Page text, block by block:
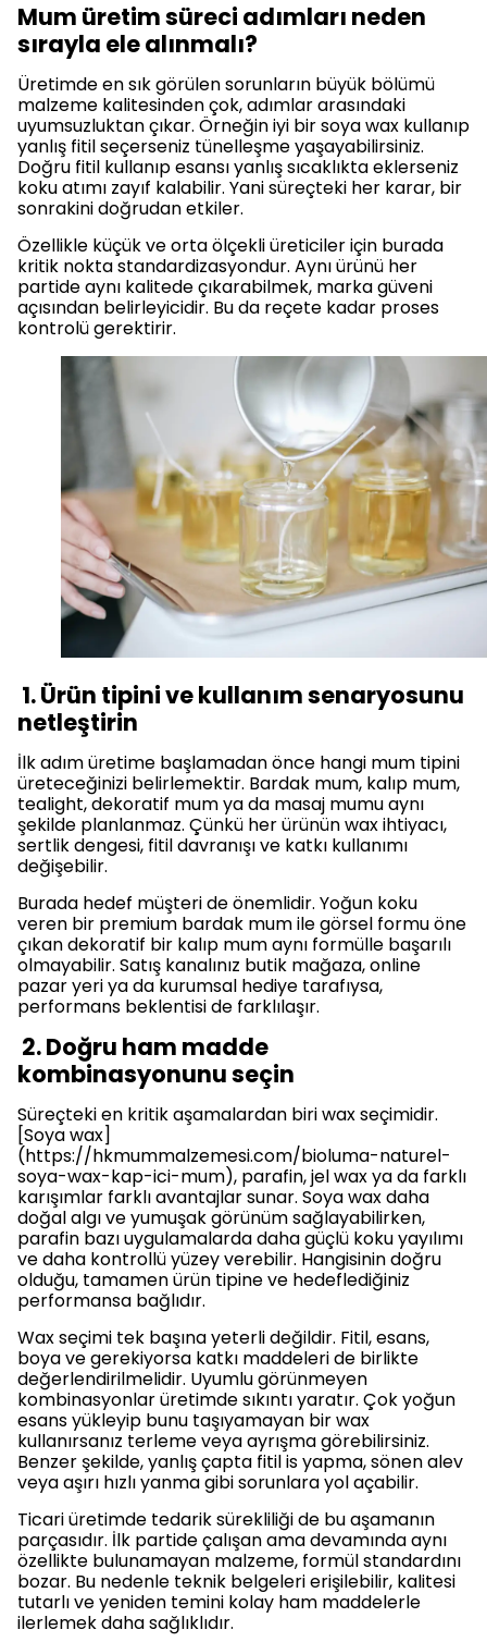
Mum üretim süreci adımları neden
sırayla ele alınmalı?
Üretimde en sık görülen sorunların büyük bölümü
malzeme kalitesinden çok, adımlar arasındaki
uyumsuzluktan çıkar. Örneğin iyi bir soya wax kullanıp
yanlış fitil seçerseniz tünelleşme yaşayabilirsiniz.
Doğru fitil kullanıp esansı yanlış sıcaklıkta eklerseniz
koku atımı zayıf kalabilir. Yani süreçteki her karar, bir
sonrakini doğrudan etkiler.
Özellikle küçük ve orta ölçekli üreticiler için burada
kritik nokta standardizasyondur. Aynı ürünü her
partide aynı kalitede çıkarabilmek, marka güveni
açısından belirleyicidir. Bu da reçete kadar proses
kontrolü gerektirir.
1. Ürün tipini ve kullanım senaryosunu
netleştirin
İlk adım üretime başlamadan önce hangi mum tipini
üreteceğinizi belirlemektir. Bardak mum, kalıp mum,
tealight, dekoratif mum ya da masaj mumu aynı
şekilde planlanmaz. Çünkü her ürünün wax ihtiyacı,
sertlik dengesi, fitil davranışı ve katkı kullanımı
değişebilir.
Burada hedef müşteri de önemlidir. Yoğun koku
veren bir premium bardak mum ile görsel formu öne
çıkan dekoratif bir kalıp mum aynı formülle başarılı
olmayabilir. Satış kanalınız butik mağaza, online
pazar yeri ya da kurumsal hediye tarafıysa,
performans beklentisi de farklılaşır.
2. Doğru ham madde
kombinasyonunu seçin
Süreçteki en kritik aşamalardan biri wax seçimidir.
[Soya wax]
(https://hkmummalzemesi.com/bioluma-naturel-
soya-wax-kap-ici-mum), parafin, jel wax ya da farklı
karışımlar farklı avantajlar sunar. Soya wax daha
doğal algı ve yumuşak görünüm sağlayabilirken,
parafin bazı uygulamalarda daha güçlü koku yayılımı
ve daha kontrollü yüzey verebilir. Hangisinin doğru
olduğu, tamamen ürün tipine ve hedeflediğiniz
performansa bağlıdır.
Wax seçimi tek başına yeterli değildir. Fitil, esans,
boya ve gerekiyorsa katkı maddeleri de birlikte
değerlendirilmelidir. Uyumlu görünmeyen
kombinasyonlar üretimde sıkıntı yaratır. Çok yoğun
esans yükleyip bunu taşıyamayan bir wax
kullanırsanız terleme veya ayrışma görebilirsiniz.
Benzer şekilde, yanlış çapta fitil is yapma, sönen alev
veya aşırı hızlı yanma gibi sorunlara yol açabilir.
Ticari üretimde tedarik sürekliliği de bu aşamanın
parçasıdır. İlk partide çalışan ama devamında aynı
özellikte bulunamayan malzeme, formül standardını
bozar. Bu nedenle teknik belgeleri erişilebilir, kalitesi
tutarlı ve yeniden temini kolay ham maddelerle
ilerlemek daha sağlıklıdır.